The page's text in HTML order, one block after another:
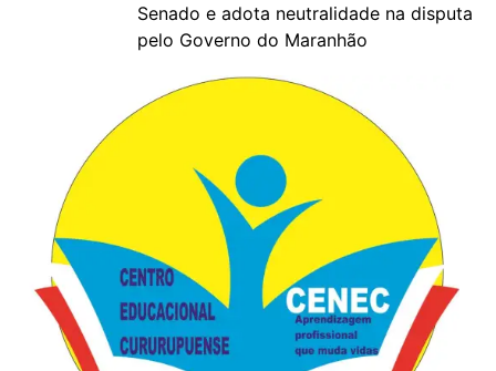
Senado e adota neutralidade na disputa
pelo Governo do Maranhão